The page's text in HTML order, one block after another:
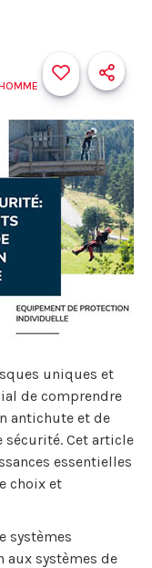
uniques et
de comprendre
antichute et de
Cet article
essentielles
choix et
systèmes
aux systèmes de